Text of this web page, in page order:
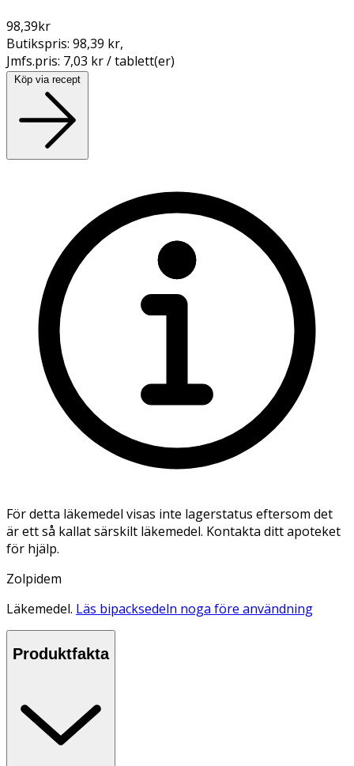
98,39kr
Butikspris: 98,39 kr,
Jmfs.pris: 7,03 kr / tablett(er)
Köp via recept
För detta läkemedel visas inte lagerstatus eftersom det
är ett så kallat särskilt läkemedel. Kontakta ditt apoteket
för hjälp.
Zolpidem
Läkemedel. Läs bipacksedeln noga före användning
Produktfakta